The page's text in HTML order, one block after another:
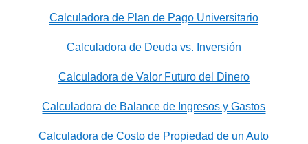
Calculadora de Plan de Pago Universitario
Calculadora de Deuda vs. Inversión
Calculadora de Valor Futuro del Dinero
Calculadora de Balance de Ingresos y Gastos
Calculadora de Costo de Propiedad de un Auto